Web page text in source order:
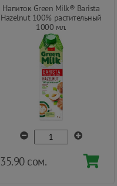
Напиток Green Milk® Barista
Hazelnut 100% растительный
1000 мл.
35.90 сом.